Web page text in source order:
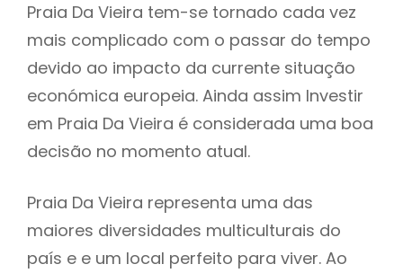
Praia Da Vieira tem-se tornado cada vez
mais complicado com o passar do tempo
devido ao impacto da currente situação
económica europeia. Ainda assim Investir
em Praia Da Vieira é considerada uma boa
decisão no momento atual.
Praia Da Vieira representa uma das
maiores diversidades multiculturais do
país e e um local perfeito para viver. Ao